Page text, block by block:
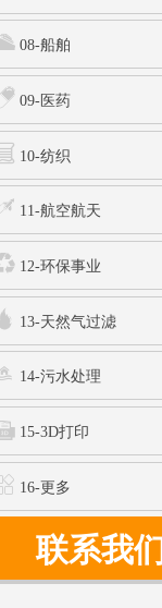
08-船舶
09-医药
10-纺织
11-航空航天
12-环保事业
13-天然气过滤
14-污水处理
15-3D打印
16-更多
联系我们